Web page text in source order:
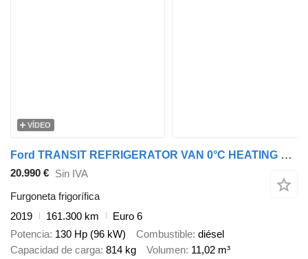
VÍDEO
Ford TRANSIT REFRIGERATOR VAN 0°C HEATING FUNCTION CRUISE CONTROL LED
20.990 € Sin IVA
Furgoneta frigorífica
2019
161.300 km
Euro 6
Potencia 130 Hp (96 kW) Combustible diésel
Capacidad de carga 814 kg Volumen 11,02 m³